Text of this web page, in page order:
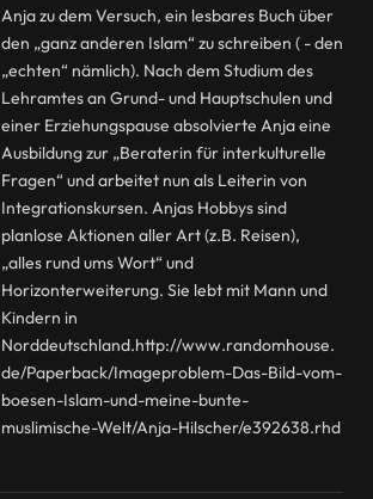
Anja zu dem Versuch, ein lesbares Buch über
den „ganz anderen Islam“ zu schreiben ( - den
„echten“ nämlich). Nach dem Studium des
Lehramtes an Grund- und Hauptschulen und
einer Erziehungspause absolvierte Anja eine
Ausbildung zur „Beraterin für interkulturelle
Fragen“ und arbeitet nun als Leiterin von
Integrationskursen. Anjas Hobbys sind
planlose Aktionen aller Art (z.B. Reisen),
„alles rund ums Wort“ und
Horizonterweiterung. Sie lebt mit Mann und
Kindern in
Norddeutschland.http://www.randomhouse.
de/Paperback/Imageproblem-Das-Bild-vom-
boesen-Islam-und-meine-bunte-
muslimische-Welt/Anja-Hilscher/e392638.rhd